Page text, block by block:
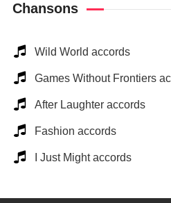
Chansons
Wild World accords
Games Without Frontiers
After Laughter accords
Fashion accords
I Just Might accords